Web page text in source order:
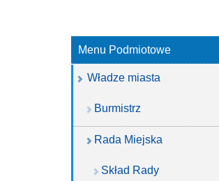
Menu Podmiotowe
Władze miasta
Burmistrz
Rada Miejska
Skład Rady